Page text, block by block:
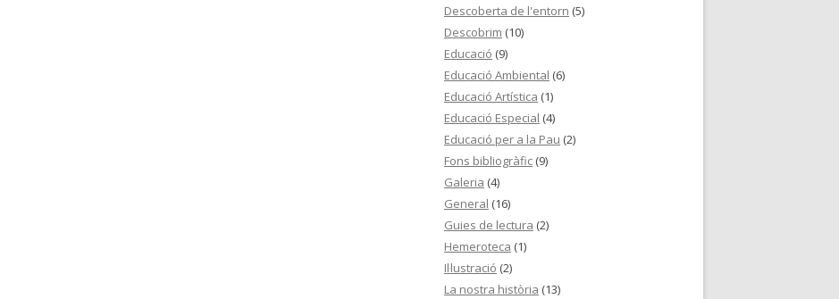
Descoberta de l'entorn (5)
Descobrim (10)
Educació (9)
Educació Ambiental (6)
Educació Artística (1)
Educació Especial (4)
Educació per a la Pau (2)
Fons bibliogràfic (9)
Galeria (4)
General (16)
Guies de lectura (2)
Hemeroteca (1)
Il·lustració (2)
La nostra història (13)